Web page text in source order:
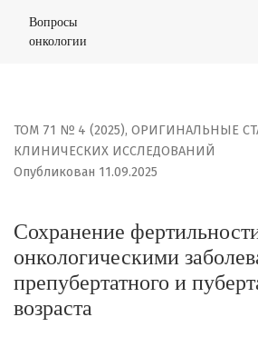
Сохранение фертильности у
Вопросы
онкологии
ТОМ 71 № 4 (2025), ОРИГИНАЛЬНЫЕ
КЛИНИЧЕСКИХ ИССЛЕДОВАНИЙ
Сохранение
онкологическими
препубертатного и
возраста
Опубликован 11.09.2025